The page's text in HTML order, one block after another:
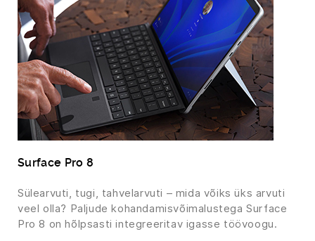
Surface Pro 8
Sülearvuti, tugi, tahvelarvuti – mida võiks üks arvuti
veel olla? Paljude kohandamisvõimalustega Surface
Pro 8 on hõlpsasti integreeritav igasse töövoogu.